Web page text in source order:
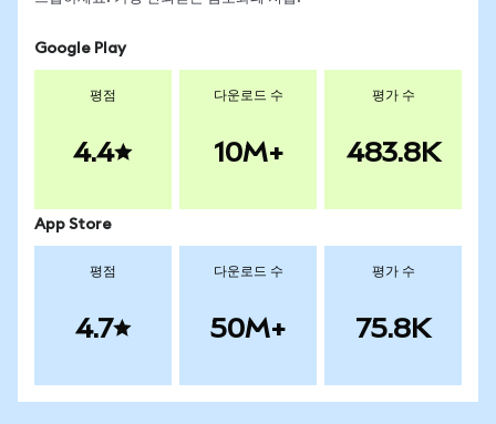
Google Play
평점
4.4
다운로드 수
10M+
평가 수
483.8K
App Store
평점
4.7
다운로드 수
50M+
평가 수
75.8K